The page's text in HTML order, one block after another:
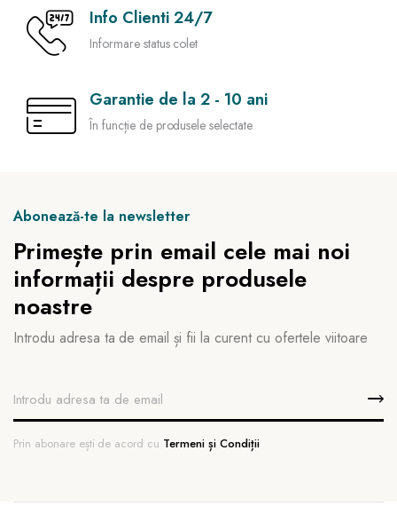
Info Clienti 24/7
Informare status colet
Garantie de la 2 - 10 ani
În funcție de produsele selectate
Abonează-te la newsletter
Primește prin email cele mai noi
informații despre produsele
noastre
Introdu adresa ta de email și fii la curent cu ofertele viitoare
Prin abonare ești de acord cu Termeni și Condiții